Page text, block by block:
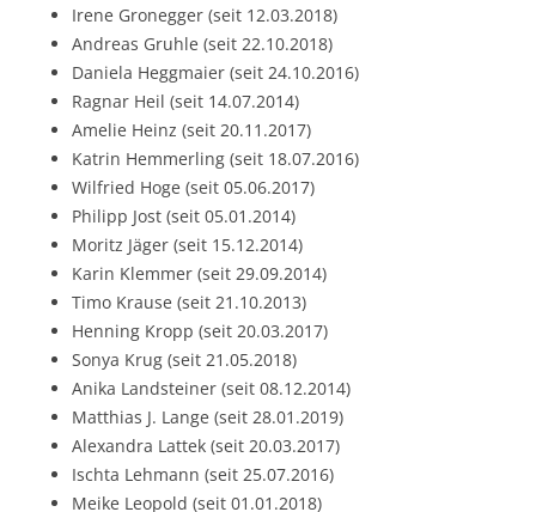
Irene Gronegger (seit 12.03.2018)
Andreas Gruhle (seit 22.10.2018)
Daniela Heggmaier (seit 24.10.2016)
Ragnar Heil (seit 14.07.2014)
Amelie Heinz (seit 20.11.2017)
Katrin Hemmerling (seit 18.07.2016)
Wilfried Hoge (seit 05.06.2017)
Philipp Jost (seit 05.01.2014)
Moritz Jäger (seit 15.12.2014)
Karin Klemmer (seit 29.09.2014)
Timo Krause (seit 21.10.2013)
Henning Kropp (seit 20.03.2017)
Sonya Krug (seit 21.05.2018)
Anika Landsteiner (seit 08.12.2014)
Matthias J. Lange (seit 28.01.2019)
Alexandra Lattek (seit 20.03.2017)
Ischta Lehmann (seit 25.07.2016)
Meike Leopold (seit 01.01.2018)